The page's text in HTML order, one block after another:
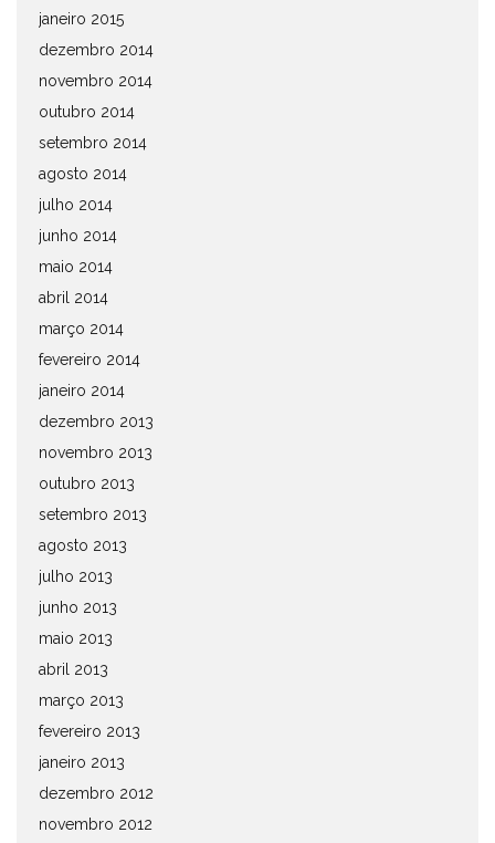
janeiro 2015
dezembro 2014
novembro 2014
outubro 2014
setembro 2014
agosto 2014
julho 2014
junho 2014
maio 2014
abril 2014
março 2014
fevereiro 2014
janeiro 2014
dezembro 2013
novembro 2013
outubro 2013
setembro 2013
agosto 2013
julho 2013
junho 2013
maio 2013
abril 2013
março 2013
fevereiro 2013
janeiro 2013
dezembro 2012
novembro 2012